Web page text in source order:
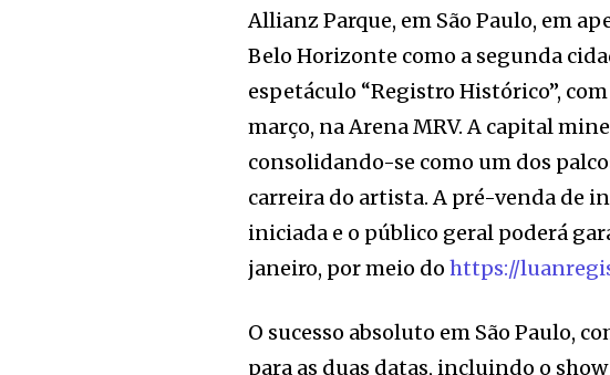
Allianz Parque, em São Paulo, em
Belo Horizonte como a segunda
espetáculo “Registro Histórico”,
março, na Arena MRV. A capital
consolidando-se como um dos
carreira do artista. A pré-venda de
iniciada e o público geral poderá
janeiro, por meio dohttps://
O sucesso absoluto em São Paulo,
para as duas datas, incluindo o